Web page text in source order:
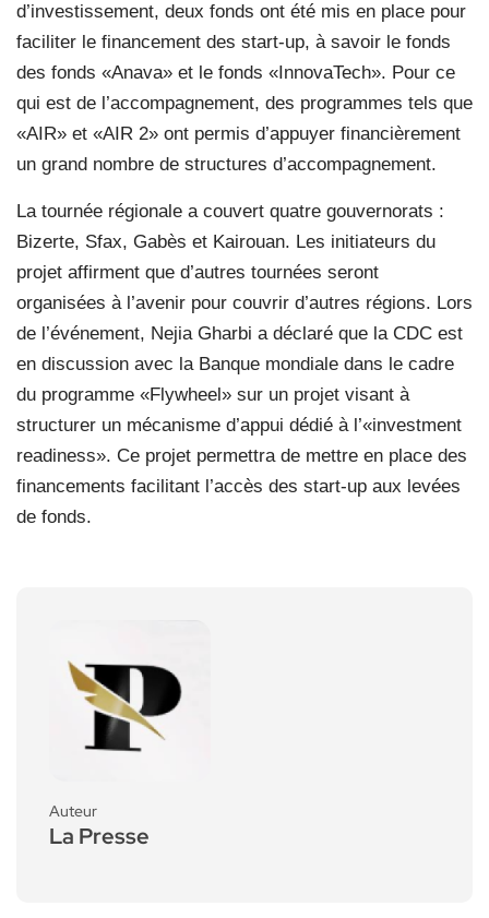
d’investissement, deux fonds ont été mis en place pour
faciliter le financement des start-up, à savoir le fonds
des fonds «Anava» et le fonds «InnovaTech». Pour ce
qui est de l’accompagnement, des programmes tels que
«AIR» et «AIR 2» ont permis d’appuyer financièrement
un grand nombre de structures d’accompagnement.
La tournée régionale a couvert quatre gouvernorats :
Bizerte, Sfax, Gabès et Kairouan. Les initiateurs du
projet affirment que d’autres tournées seront
organisées à l’avenir pour couvrir d’autres régions. Lors
de l’événement, Nejia Gharbi a déclaré que la CDC est
en discussion avec la Banque mondiale dans le cadre
du programme «Flywheel» sur un projet visant à
structurer un mécanisme d’appui dédié à l’«investment
readiness». Ce projet permettra de mettre en place des
financements facilitant l’accès des start-up aux levées
de fonds.
Auteur
La Presse